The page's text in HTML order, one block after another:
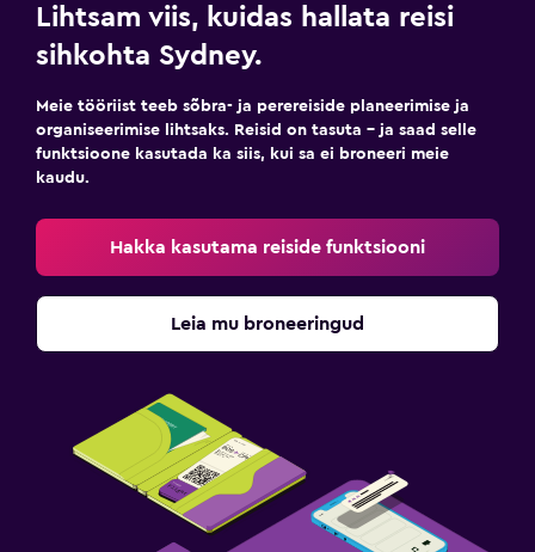
Lihtsam viis, kuidas hallata reisi
sihkohta Sydney.
Meie tööriist teeb sõbra- ja perereiside planeerimise ja
organiseerimise lihtsaks. Reisid on tasuta – ja saad selle
funktsioone kasutada ka siis, kui sa ei broneeri meie
kaudu.
Hakka kasutama reiside funktsiooni
Leia mu broneeringud